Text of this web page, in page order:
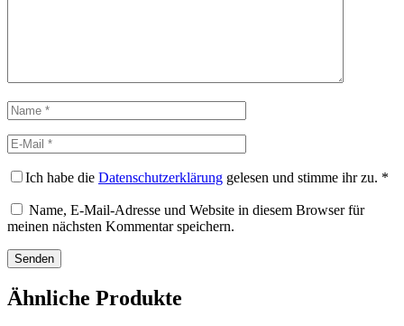
Name
E-
Mail
Ich habe die Datenschutzerklärung gelesen und stimme ihr zu. *
Name, E-Mail-Adresse und Website in diesem Browser für
meinen nächsten Kommentar speichern.
Ähnliche Produkte